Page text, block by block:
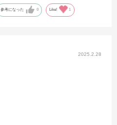
参考になった 0 Like! 1
2025.2.28